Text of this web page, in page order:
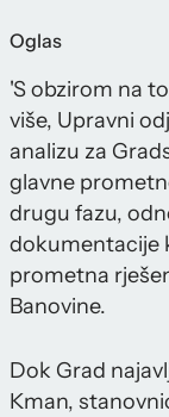
Oglas
'S obzirom na
više, Upravni
analizu za
glavne
drugu fazu,
dokumentacije
prometna
Banovine.
Dok Grad
Kman,